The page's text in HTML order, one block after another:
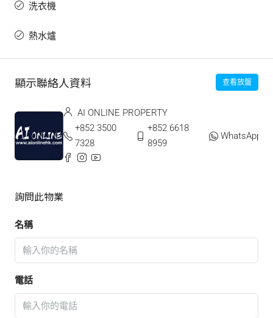
洗衣機
熱水爐
顯示聯絡人資料 查看放盤
AI ONLINE PROPERTY
+852 3500
7328
+852 6618
8959
WhatsApp
詢問此物業
名稱
電話